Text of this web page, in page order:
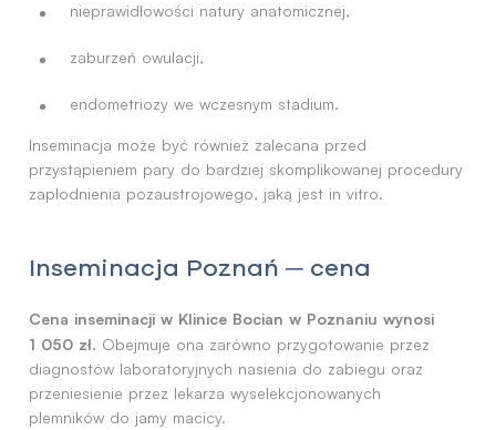
nieprawidłowości natury anatomicznej,
zaburzeń owulacji,
endometriozy we wczesnym stadium.
Inseminacja może być również zalecana przed
przystąpieniem pary do bardziej skomplikowanej procedury
zapłodnienia pozaustrojowego, jaką jest in vitro.
Inseminacja Poznań ─ cena
Cena inseminacji w Klinice Bocian w Poznaniu wynosi
1 050 zł. Obejmuje ona zarówno przygotowanie przez
diagnostów laboratoryjnych nasienia do zabiegu oraz
przeniesienie przez lekarza wyselekcjonowanych
plemników do jamy macicy.